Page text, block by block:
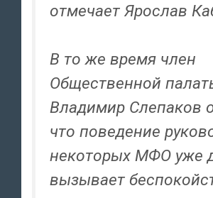
отмечает Ярослав
В то же время член
Общественной
Владимир Слепаков
что поведение
некоторых МФО уже
вызывает